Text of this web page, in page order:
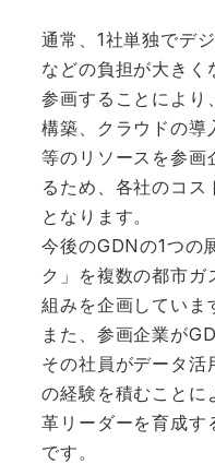
通常、1社単独でデ
などの負担が大き
参画することにより
構築、クラウドの導
等のリソースを参画
るため、各社のコス
となります。
今後のGDNの1つの
ク」を複数の都市ガ
組みを企画していま
また、参画企業が
その社員がデータ活
の経験を積むことに
革リーダーを育成す
です。